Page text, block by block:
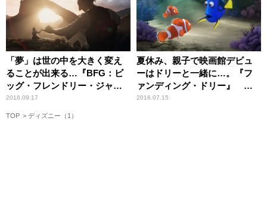
「夢」は世の中を大きく変え
ることが出来る…『BFG：ビ
ッグ・フレンドリー・ジャイ
アント』 【しゃベルシネマ
by 八雲ふみね・第71回】
2016.09.17
夏休み、親子で映画館デビュ
ーはドリーと一緒に…。『フ
ァンディング・ドリー』 し
ゃベルシネマ【第37回】
2016.07.15
TOP ディズニー（1）